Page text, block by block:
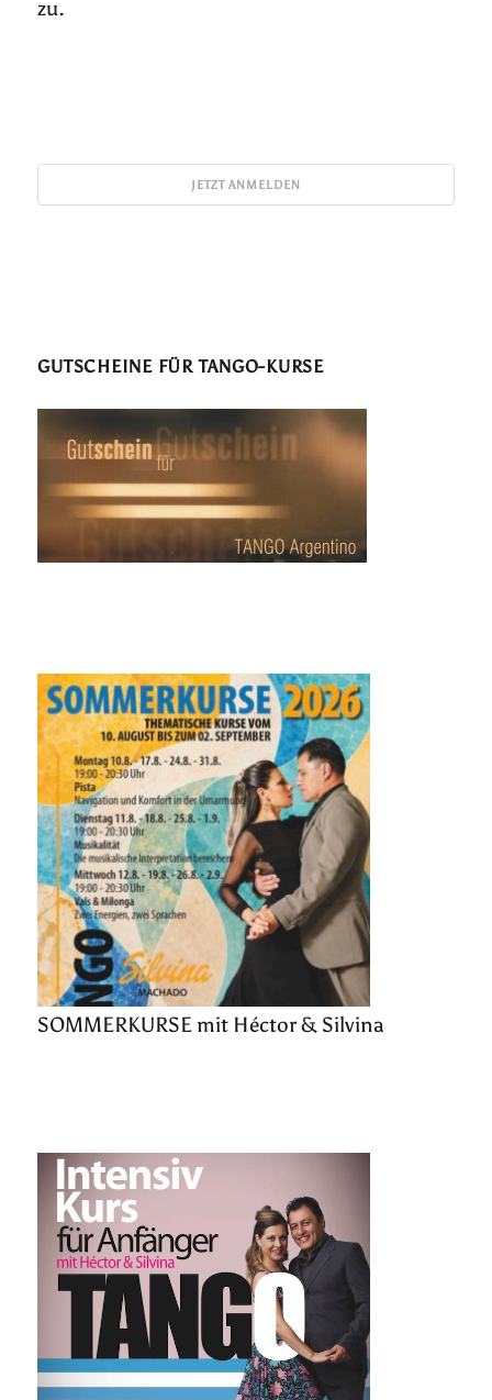
zu.
GUTSCHEINE FÜR TANGO-KURSE
SOMMERKURSE mit Héctor & Silvina